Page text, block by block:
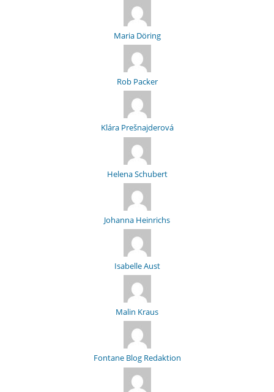
Maria Döring
Rob Packer
Klára Prešnajderová
Helena Schubert
Johanna Heinrichs
Isabelle Aust
Malin Kraus
Fontane Blog Redaktion